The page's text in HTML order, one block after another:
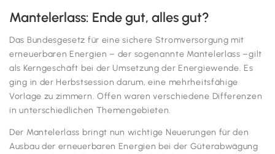
Mantelerlass: Ende gut, alles gut?
Das Bundesgesetz für eine sichere Stromversorgung mit
erneuerbaren Energien – der sogenannte Mantelerlass –gilt
als Kerngeschäft bei der Umsetzung der Energiewende. Es
ging in der Herbstsession darum, eine mehrheitsfähige
Vorlage zu zimmern. Offen waren verschiedene Differenzen
in unterschiedlichen Themengebieten.
Der Mantelerlass bringt nun wichtige Neuerungen für den
Ausbau der erneuerbaren Energien bei der Güterabwägung